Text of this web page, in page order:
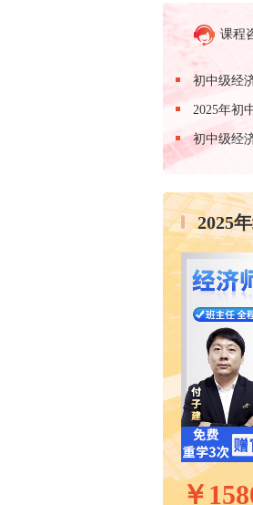
课程
初中级经
2025年初
初中级经
2025
￥